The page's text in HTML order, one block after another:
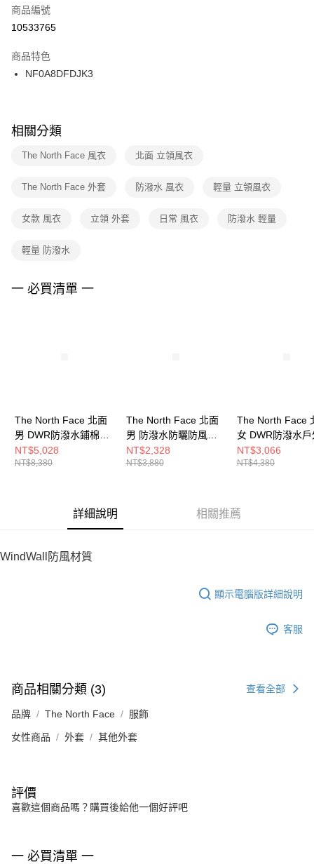
【「AFTEE先享後付」結帳流程】
１．於結帳方式選擇「AFTEE先享後付」後，將跳轉至「AFTEE先享後付」
２．訂單成立數日內，您將收到繳費通知簡訊。
３．收到繳費通知簡訊後14天內，點擊此簡訊中的連結，可透過四大超商／
ATM／網路銀行／等多元方式進行付款，方視為交易完成。
※ 交易是否成功請以「AFTEE先享後付 」之結帳頁面顯示為準，若有關於
是否繳費成功／繳費後需取消欲退款等相關疑問，請聯繫「AFTEE先享後付
客戶支援中心」https://netprotections.freshdesk.com/support/home
１．透過由恩沛科技股份有限公司提供之「AFTEE先享後付」服務完成之交
權轉讓予恩沛科技股份有限公司。
３．未成年的使用者請事先徵得法定代理人或監護人之同意方可使用
４．使用「AFTEE先享後付」時，將依據個別帳號之用戶狀況，依本公司即
宅配
每筆NT$100，滿NT$1,500(含以上)免運費
付款後門市自取
每筆NT$100，滿NT$1,500(含以上)免運費
商品編號
10533765
商品特色
NF0A8DFDJK3
相關分類
The North Face 風衣 北面 立領風衣
The North Face 外套 防潑水 風衣 輕量 立領風衣
女款 風衣 立領 外套 日常 風衣 防潑水 輕量
輕量 防潑水
一 必買清單 一
The North Face 北面
男 DWR防潑水鋪棉外
套 NF0A8C7S6IH
NT$5,028
NT$8,380
The North Face 北面
男 防潑水防曬防風外
套 NF0A81POJK3
NT$2,328
NT$3,880
The North Face
女 DWR防潑水戶
步長褲
NF0A8BWGJK3
NT$3,066
NT$4,380
詳細說明 相關推薦
WindWall防風材質
顯示電腦版詳細說明
客服
商品相關分類 (3) 查看全部
品牌 The North Face 服飾
女性商品 外套 其他外套
評價
喜歡這個商品嗎？購買後給他一個好評吧
一 必買清單 一